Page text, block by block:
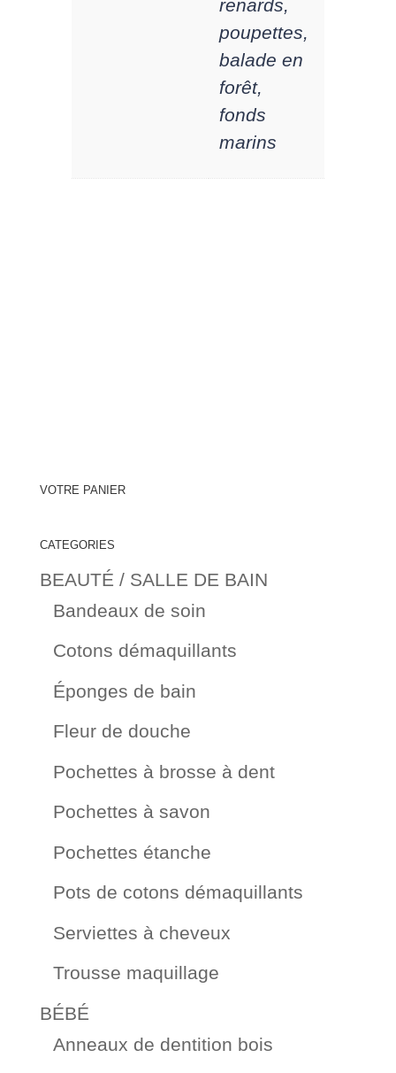
renards,
poupettes,
balade en
forêt,
fonds
marins
VOTRE PANIER
CATEGORIES
BEAUTÉ / SALLE DE BAIN
Bandeaux de soin
Cotons démaquillants
Éponges de bain
Fleur de douche
Pochettes à brosse à dent
Pochettes à savon
Pochettes étanche
Pots de cotons démaquillants
Serviettes à cheveux
Trousse maquillage
BÉBÉ
Anneaux de dentition bois